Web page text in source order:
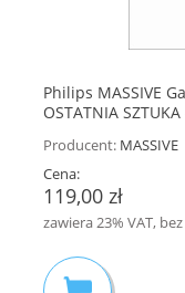
Philips MASSIVE
OSTATNIA SZTUKA
Producent: MASSIVE
Cena:
119,00 zł
zawiera 23% VAT,